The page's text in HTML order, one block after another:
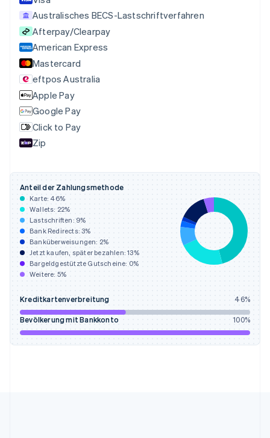
Australisches BECS-Lastschriftverfahren
Afterpay/Clearpay
American Express
Mastercard
eftpos Australia
Apple Pay
Google Pay
Click to Pay
Zip
Anteil der Zahlungsmethode
Karte: 46%
Wallets: 22%
Lastschriften: 9%
Bank Redirects:3%
Banküberweisungen: 2%
Jetzt kaufen, später bezahlen:13%
Bargeldgestützte Gutscheine: 0%
Weitere: 5%
Kreditkartenverbreitung 46%
Bevölkerung mit Bankkonto 100%
Estland
English
Festlandchina
English
Finnland
English Svenska
Frankreich
Français English
Gibraltar
English
Griechenland
English
Irland
English
Italien
ItalianoEnglish
Japan
日本語English
Kanada
EnglishFrançais
EnglishItaliano
Lettland
English
Liechtenstein
DeutschEnglish